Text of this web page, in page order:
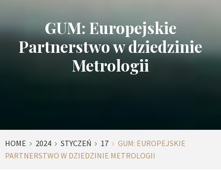
GUM: Europejskie
Partnerstwo w dziedzinie
Metrologii
HOME 2024 STYCZEŃ 17
GUM: EUROPEJSKIE
PARTNERSTWO W DZIEDZINIE METROLOGII